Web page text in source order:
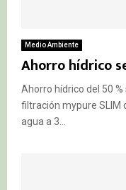
Medio Ambiente
Ahorro hídrico
Ahorro hídrico del 50
filtración mypure SLIM
agua a 3...